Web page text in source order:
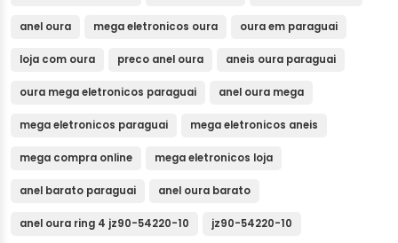
anel oura mega eletronicos oura oura em paraguai
loja com oura preco anel oura aneis oura paraguai
oura mega eletronicos paraguai anel oura mega
mega eletronicos paraguai mega eletronicos aneis
mega compra online mega eletronicos loja
anel barato paraguai anel oura barato
anel oura ring 4 jz90-54220-10 jz90-54220-10